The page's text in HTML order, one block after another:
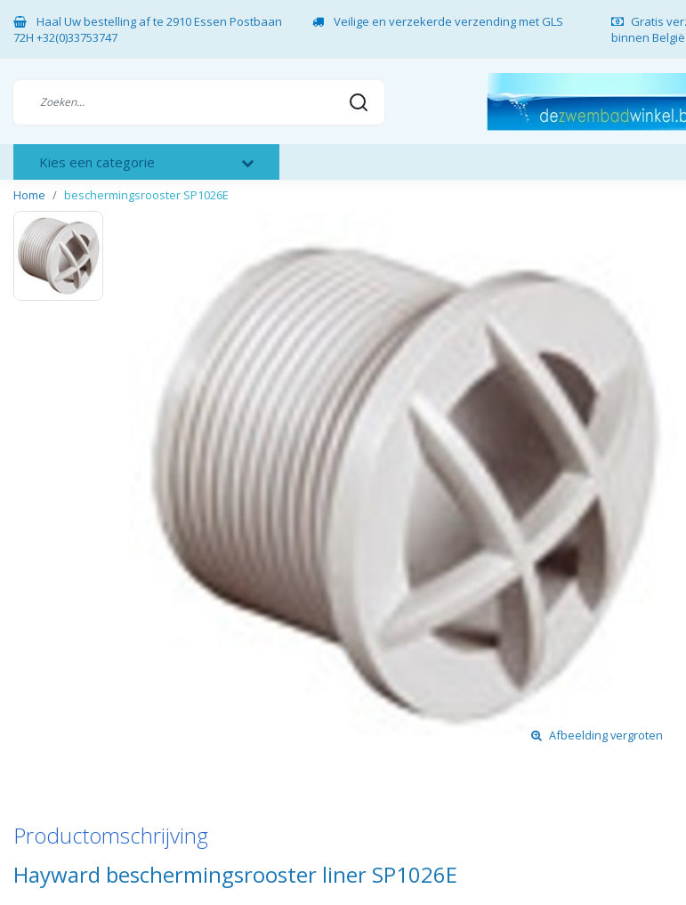
Haal Uw bestelling af te 2910 Essen Postbaan
72H +32(0)33753747
Veilige en verzekerde verzending met GLS
Gratis
binnen
Kies een categorie
Home beschermingsrooster SP1026E
Afbeelding vergroten
Productomschrijving
Hayward beschermingsrooster liner SP1026E